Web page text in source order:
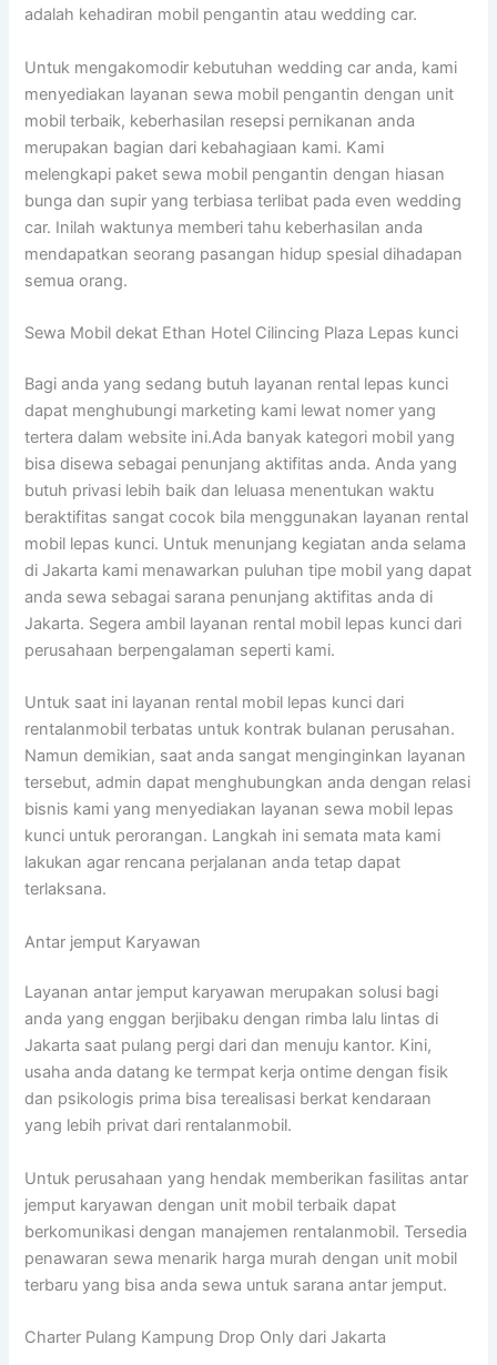
adalah kehadiran mobil pengantin atau wedding car.
Untuk mengakomodir kebutuhan wedding car anda, kami
menyediakan layanan sewa mobil pengantin dengan unit
mobil terbaik, keberhasilan resepsi pernikanan anda
merupakan bagian dari kebahagiaan kami. Kami
melengkapi paket sewa mobil pengantin dengan hiasan
bunga dan supir yang terbiasa terlibat pada even wedding
car. Inilah waktunya memberi tahu keberhasilan anda
mendapatkan seorang pasangan hidup spesial dihadapan
semua orang.
Sewa Mobil dekat Ethan Hotel Cilincing Plaza Lepas kunci
Bagi anda yang sedang butuh layanan rental lepas kunci
dapat menghubungi marketing kami lewat nomer yang
tertera dalam website ini.Ada banyak kategori mobil yang
bisa disewa sebagai penunjang aktifitas anda. Anda yang
butuh privasi lebih baik dan leluasa menentukan waktu
beraktifitas sangat cocok bila menggunakan layanan rental
mobil lepas kunci. Untuk menunjang kegiatan anda selama
di Jakarta kami menawarkan puluhan tipe mobil yang dapat
anda sewa sebagai sarana penunjang aktifitas anda di
Jakarta. Segera ambil layanan rental mobil lepas kunci dari
perusahaan berpengalaman seperti kami.
Untuk saat ini layanan rental mobil lepas kunci dari
rentalanmobil terbatas untuk kontrak bulanan perusahan.
Namun demikian, saat anda sangat menginginkan layanan
tersebut, admin dapat menghubungkan anda dengan relasi
bisnis kami yang menyediakan layanan sewa mobil lepas
kunci untuk perorangan. Langkah ini semata mata kami
lakukan agar rencana perjalanan anda tetap dapat
terlaksana.
Antar jemput Karyawan
Layanan antar jemput karyawan merupakan solusi bagi
anda yang enggan berjibaku dengan rimba lalu lintas di
Jakarta saat pulang pergi dari dan menuju kantor. Kini,
usaha anda datang ke termpat kerja ontime dengan fisik
dan psikologis prima bisa terealisasi berkat kendaraan
yang lebih privat dari rentalanmobil.
Untuk perusahaan yang hendak memberikan fasilitas antar
jemput karyawan dengan unit mobil terbaik dapat
berkomunikasi dengan manajemen rentalanmobil. Tersedia
penawaran sewa menarik harga murah dengan unit mobil
terbaru yang bisa anda sewa untuk sarana antar jemput.
Charter Pulang Kampung Drop Only dari Jakarta